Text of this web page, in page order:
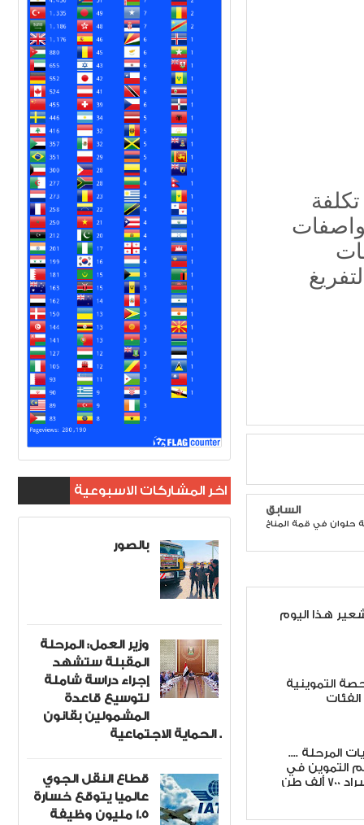
السابق
حلوان في قمة المناخ
هذا اليوم
التموينية
المرحلة ....
التموين في
سوريا تشمل استيراد 700 ألف طن
اخر المشاركات الاسبوعية
بالصور
وزير العمل: المرحلة
المقبلة ستشهد
إجراء دراسة شاملة
لتوسيع قاعدة
المشمولين بقانون
الحماية الاجتماعية .
قطاع النقل الجوي
عالميا يتوقع خسارة
1.5 مليون وظيفة